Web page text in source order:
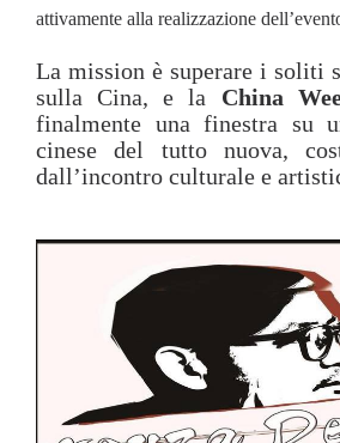
attivamente alla realizzazione
La mission è superare i soliti
sulla Cina, e la China
finalmente una finestra su
cinese del tutto nuova,
dall’incontro culturale e